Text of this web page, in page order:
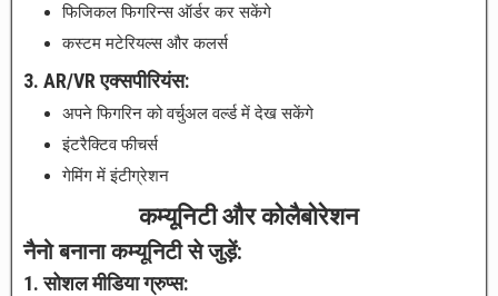
फिजिकल फिगरिन्स ऑर्डर कर सकेंगे
कस्टम मटेरियल्स और कलर्स
3. AR/VR एक्सपीरियंस:
अपने फिगरिन को वर्चुअल वर्ल्ड में देख सकेंगे
इंटरैक्टिव फीचर्स
गेमिंग में इंटीग्रेशन
कम्यूनिटी और कोलैबोरेशन
नैनो बनाना कम्यूनिटी से जुड़ें:
1. सोशल मीडिया ग्रुप्स: